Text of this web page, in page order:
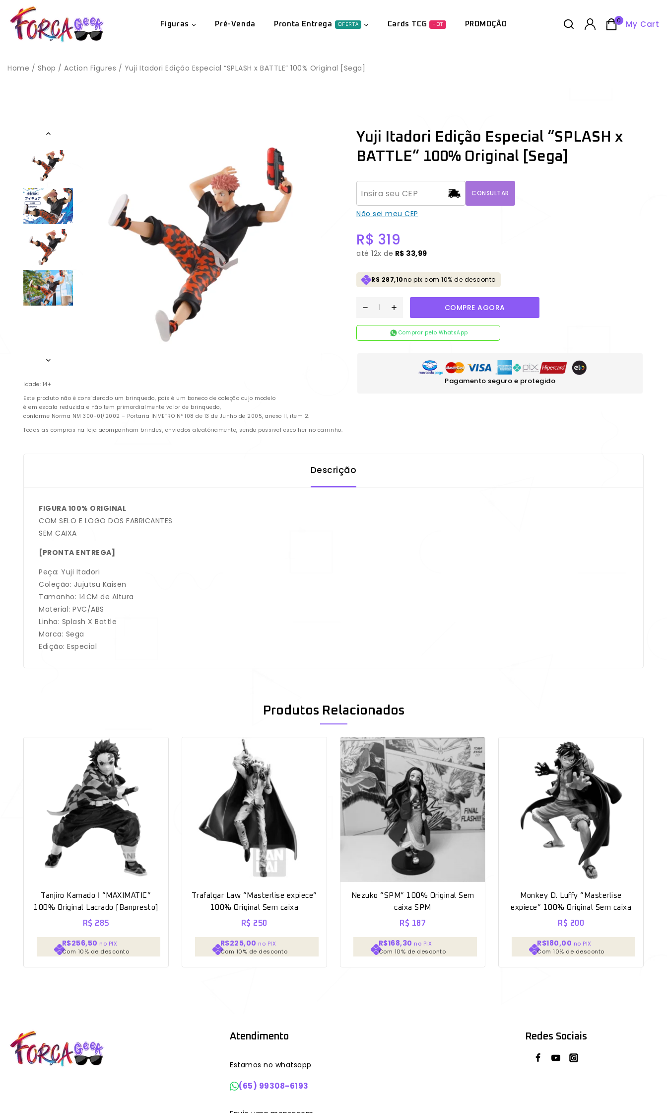
Figuras Pré-Venda Pronta Entrega OFERTA Cards TCG HOT PROMOÇÃO 0 My Cart
Home / Shop / Action Figures / Yuji Itadori Edição Especial “SPLASH x BATTLE” 100% Original [Sega]
Idade: 14+
Este produto não é considerado um brinquedo, pois é um boneco de coleção cujo modelo
é em escala reduzida e não tem primordialmente valor de brinquedo,
conforme Norma NM 300-01/2002 – Portaria INMETRO Nº 108 de 13 de Junho de 2005, anexo II, item 2.
Todas as compras na loja acompanham brindes, enviados aleatóriamente, sendo possivel escolher no carrinho.
Yuji Itadori Edição Especial “SPLASH x
BATTLE” 100% Original [Sega]
CONSULTAR
Não sei meu CEP
R$ 319
até 12x de R$ 33,99
R$ 287,10no pix com 10% de desconto
COMPRE AGORA
Comprar pelo WhatsApp
Pagamento seguro e protegido
Descrição
FIGURA 100% ORIGINAL
COM SELO E LOGO DOS FABRICANTES
SEM CAIXA
[PRONTA ENTREGA]
Peça: Yuji Itadori
Coleção: Jujutsu Kaisen
Tamanho: 14CM de Altura
Material: PVC/ABS
Linha: Splash X Battle
Marca: Sega
Edição: Especial
Produtos Relacionados
Tanjiro Kamado Ⅰ “MAXIMATIC”
100% Original Lacrado [Banpresto]
R$ 285
R$256,50 no PIX
Com 10% de desconto
Trafalgar Law “Masterlise expiece”
100% Original Sem caixa
R$ 250
R$225,00 no PIX
Com 10% de desconto
Nezuko “SPM” 100% Original Sem
caixa SPM
R$ 187
R$168,30 no PIX
Com 10% de desconto
Monkey D. Luffy “Masterlise
expiece” 100% Original Sem caixa
R$ 200
R$180,00 no PIX
Com 10% de desconto
Atendimento
Estamos no whatsapp
(65) 99308-6193
Redes Sociais